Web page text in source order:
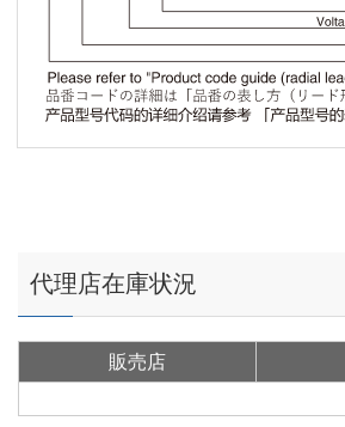
代理店在庫状況
販売店